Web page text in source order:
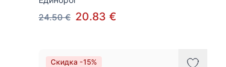
24.50 € 20.83 €
Скидка -15%